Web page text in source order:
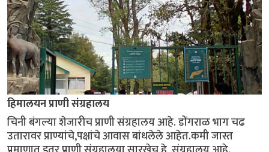
हिमालयन प्राणी संग्रहालय
चिनी बंगल्या शेजारीच प्राणी संग्रहालय आहे. डोंगराळ भाग चढ
उतारावर प्राण्यांचे,पक्षांचे आवास बांधलेले आहेत.कमी जास्त